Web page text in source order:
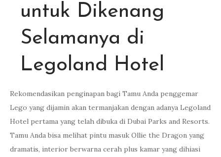
untuk Dikenang
Selamanya di
Legoland Hotel
Rekomendasikan penginapan bagi Tamu Anda penggemar
Lego yang dijamin akan termanjakan dengan adanya Legoland
Hotel pertama yang telah dibuka di Dubai Parks and Resorts.
Tamu Anda bisa melihat pintu masuk Ollie the Dragon yang
dramatis, interior berwarna cerah plus kamar yang dihiasi